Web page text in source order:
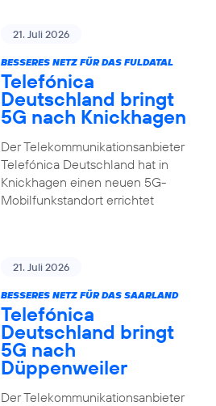
21. Juli 2026
BESSERES NETZ FÜR DAS FULDATAL
Telefónica
Deutschland bringt
5G nach Knickhagen
Der Telekommunikationsanbieter
Telefónica Deutschland hat in
Knickhagen einen neuen 5G-
Mobilfunkstandort errichtet
21. Juli 2026
BESSERES NETZ FÜR DAS SAARLAND
Telefónica
Deutschland bringt
5G nach
Düppenweiler
Der Telekommunikationsanbieter